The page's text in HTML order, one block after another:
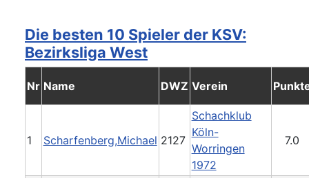
Die besten 10 Spieler der KSV:
Bezirksliga West
Nr Name DWZ Verein
1 Scharfenberg,Michael 2127
Schachklub
Köln-
Worringen
1972
7.0